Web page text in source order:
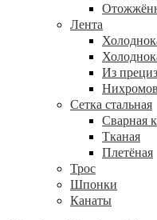
Лента
Из
Сетка стальная
Сварная
Тканая
Плетёная
Трос
Шпонки
Канаты